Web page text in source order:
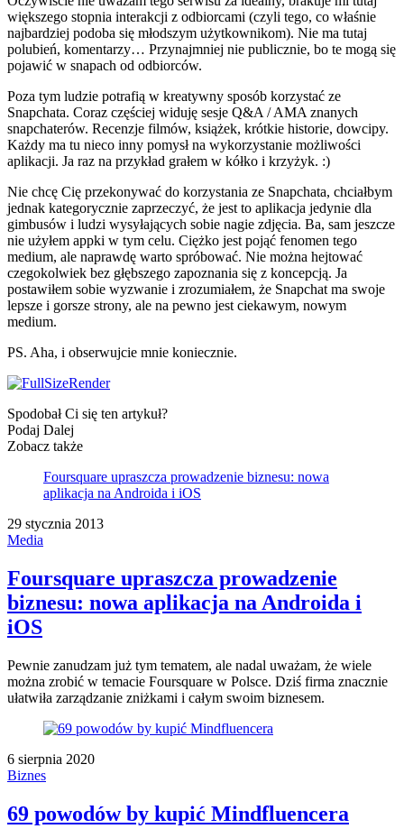
większego stopnia interakcji z odbiorcami (czyli tego, co właśnie
najbardziej podoba się młodszym użytkownikom). Nie ma tutaj
polubień, komentarzy… Przynajmniej nie publicznie, bo te mogą się
pojawić w snapach od odbiorców.
Poza tym ludzie potrafią w kreatywny sposób korzystać ze
Snapchata. Coraz częściej widuję sesje Q&A / AMA znanych
snapchaterów. Recenzje filmów, książek, krótkie historie, dowcipy.
Każdy ma tu nieco inny pomysł na wykorzystanie możliwości
aplikacji. Ja raz na przykład grałem w kółko i krzyżyk. :)
Nie chcę Cię przekonywać do korzystania ze Snapchata, chciałbym
jednak kategorycznie zaprzeczyć, że jest to aplikacja jedynie dla
gimbusów i ludzi wysyłających sobie nagie zdjęcia. Ba, sam jeszcze
nie użyłem appki w tym celu. Ciężko jest pojąć fenomen tego
medium, ale naprawdę warto spróbować. Nie można hejtować
czegokolwiek bez głębszego zapoznania się z koncepcją. Ja
postawiłem sobie wyzwanie i zrozumiałem, że Snapchat ma swoje
lepsze i gorsze strony, ale na pewno jest ciekawym, nowym
medium.
PS. Aha, i obserwujcie mnie koniecznie.
Spodobał Ci się ten artykuł?
Podaj Dalej
Zobacz także
Foursquare upraszcza prowadzenie biznesu: nowa
aplikacja na Androida i iOS
29 stycznia 2013
Media
Foursquare upraszcza prowadzenie
biznesu: nowa aplikacja na Androida i
iOS
Pewnie zanudzam już tym tematem, ale nadal uważam, że wiele
można zrobić w temacie Foursquare w Polsce. Dziś firma znacznie
ułatwiła zarządzanie zniżkami i całym swoim biznesem.
6 sierpnia 2020
Biznes
69 powodów by kupić Mindfluencera